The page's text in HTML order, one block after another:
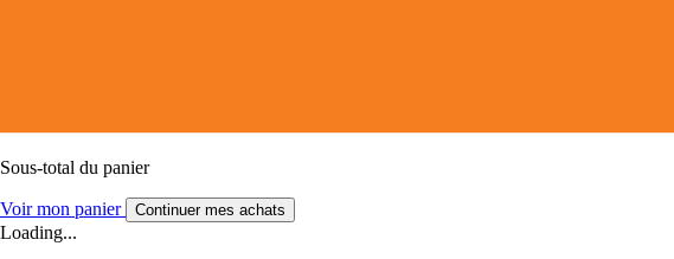
Sous-total du panier
Voir mon panier Continuer mes achats
Loading...